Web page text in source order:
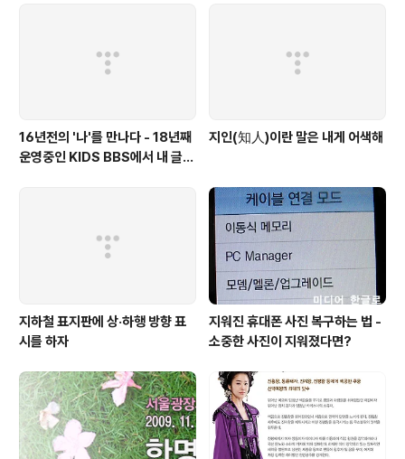
16년전의 '나'를 만나다 - 18년째
운영중인 KIDS BBS에서 내 글을
지인(知人)이란 말은 내게 어색해
지하철 표지판에 상·하행 방향 표
시를 하자
지워진 휴대폰 사진 복구하는 법 -
소중한 사진이 지워졌다면?